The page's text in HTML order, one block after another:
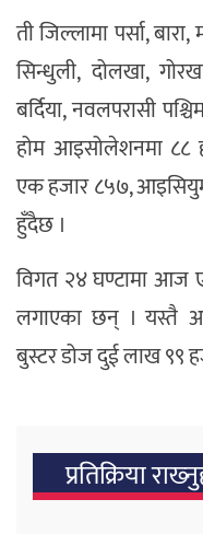
ती जिल्लामा पर्सा, बारा,
सिन्धुली, दोलखा,
बर्दिया, नवलपरासी
होम आइसोलेशनमा ८८
एक हजार ८५७,
हुँदैछ ।
विगत २४ घण्टामा
लगाएका छन् । यस्तै
बुस्टर डोज दुई लाख ९९
प्रतिक्रिया